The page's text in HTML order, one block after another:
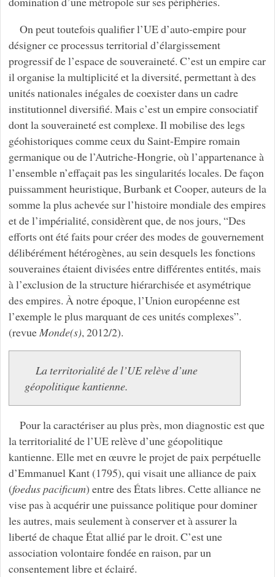
On peut toutefois qualifier l’UE d’auto-empire pour
désigner ce processus territorial d’élargissement
progressif de l’espace de souveraineté. C’est un empire car
il organise la multiplicité et la diversité, permettant à des
unités nationales inégales de coexister dans un cadre
institutionnel diversifié. Mais c’est un empire consociatif
dont la souveraineté est complexe. Il mobilise des legs
géohistoriques comme ceux du Saint-Empire romain
germanique ou de l’Autriche-Hongrie, où l’appartenance à
l’ensemble n’effaçait pas les singularités locales. De façon
puissamment heuristique, Burbank et Cooper, auteurs de la
somme la plus achevée sur l’histoire mondiale des empires
et de l’impérialité, considèrent que, de nos jours, “Des
efforts ont été faits pour créer des modes de gouvernement
délibérément hétérogènes, au sein desquels les fonctions
souveraines étaient divisées entre différentes entités, mais
à l’exclusion de la structure hiérarchisée et asymétrique
des empires. À notre époque, l’Union européenne est
l’exemple le plus marquant de ces unités complexes”.
(revue Monde(s), 2012/2).
La territorialité de l’UE relève d’une
géopolitique kantienne.
Pour la caractériser au plus près, mon diagnostic est que
la territorialité de l’UE relève d’une géopolitique
kantienne. Elle met en œuvre le projet de paix perpétuelle
d’Emmanuel Kant (1795), qui visait une alliance de paix
(foedus pacificum) entre des États libres. Cette alliance ne
vise pas à acquérir une puissance politique pour dominer
les autres, mais seulement à conserver et à assurer la
liberté de chaque État allié par le droit. C’est une
association volontaire fondée en raison, par un
consentement libre et éclairé.